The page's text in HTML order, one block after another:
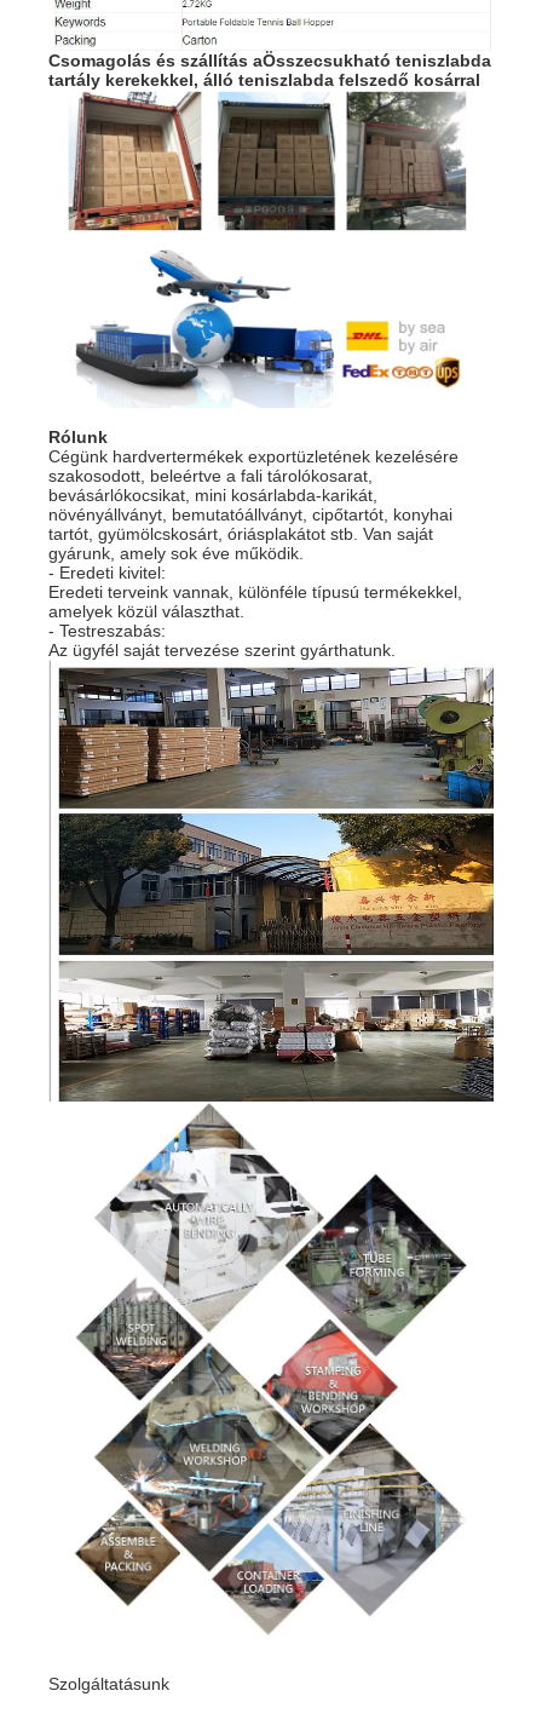
Csomagolás és szállítás aÖsszecsukható teniszlabda
tartály kerekekkel, álló teniszlabda felszedő kosárral
Rólunk
Cégünk hardvertermékek exportüzletének kezelésére
szakosodott, beleértve a fali tárolókosarat,
bevásárlókocsikat, mini kosárlabda-karikát,
növényállványt, bemutatóállványt, cipőtartót, konyhai
tartót, gyümölcskosárt, óriásplakátot stb. Van saját
gyárunk, amely sok éve működik.
- Eredeti kivitel:
Eredeti terveink vannak, különféle típusú termékekkel,
amelyek közül választhat.
- Testreszabás:
Az ügyfél saját tervezése szerint gyárthatunk.
Szolgáltatásunk